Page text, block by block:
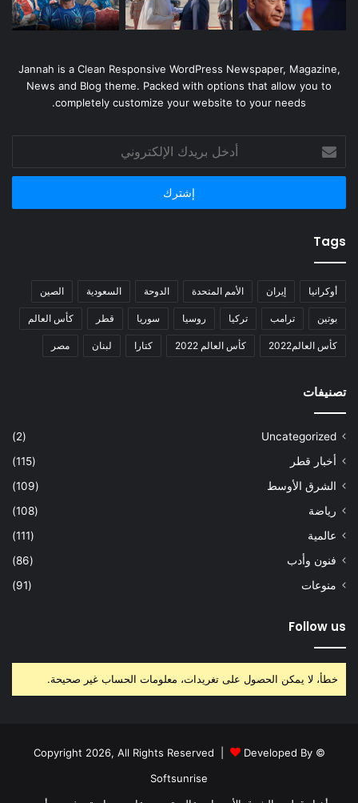
Jannah is a Clean Responsive WordPress Newspaper, Magazine,
News and Blog theme. Packed with options that allow you to
completely customize your website to your needs.
بريدك
الإلكتروني
Tags
أوكرانيا إيران الأمم المتحدة الدوحة السعودية الصين
بوتين ترامب تركيا روسيا سوريا قطر كأس العالم
كأس العالم2022 كأس العالم 2022 كتارا لبنان مصر
تصنيفات
Uncategorized
(2)
أخبار قطر
(115)
الشرق الأوسط
(109)
رياضة
(108)
عالمية
(111)
فنون وأدب
(86)
منوعات
(91)
Follow us
خطأ، لا يمكن الحصول على تغريدات، معلومات الحساب غير صحيحة.
© Copyright 2026, All Rights Reserved |
Developed By
Softsunrise